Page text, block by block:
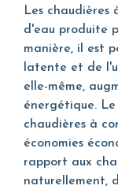
Les chaudières
d'eau produite
manière, il est
latente et de
elle-même,
énergétique.
chaudières à
économies
rapport aux
naturellement,